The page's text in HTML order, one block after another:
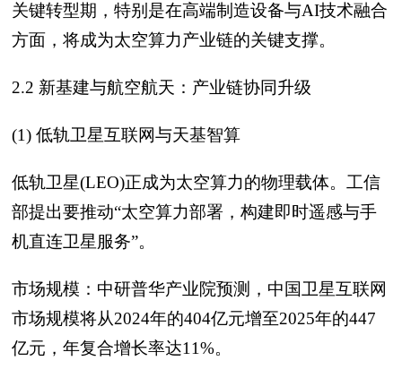
关键转型期，特别是在高端制造设备与AI技术融合
方面，将成为太空算力产业链的关键支撑。
2.2 新基建与航空航天：产业链协同升级
(1) 低轨卫星互联网与天基智算
低轨卫星(LEO)正成为太空算力的物理载体。工信
部提出要推动“太空算力部署，构建即时遥感与手
机直连卫星服务”。
市场规模：中研普华产业院预测，中国卫星互联网
市场规模将从2024年的404亿元增至2025年的447
亿元，年复合增长率达11%。